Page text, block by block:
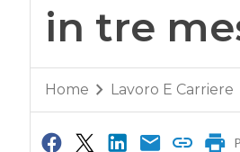
in tre
Home Lavoro E Carriere